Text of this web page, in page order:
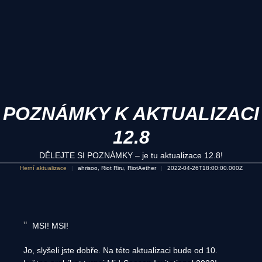
POZNÁMKY K AKTUALIZACI
12.8
DĚLEJTE SI POZNÁMKY – je tu aktualizace 12.8!
Herní aktualizace ahrisoo, Riot Riru, RiotAether 2022-04-26T18:00:00.000Z
MSI! MSI!
Jo, slyšeli jste dobře. Na této aktualizaci bude od 10.